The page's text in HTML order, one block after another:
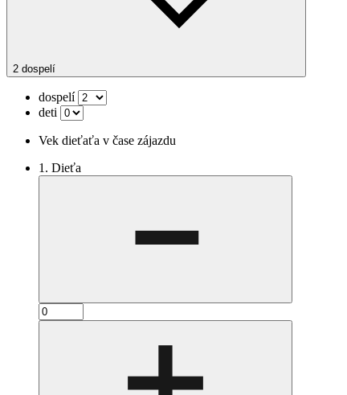
2 dospelí
dospelí
deti
Vek dieťaťa v čase zájazdu
1. Dieťa